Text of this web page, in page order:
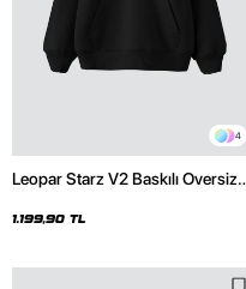
4
Leopar Starz V2 Baskılı Oversize
1.199,90 TL